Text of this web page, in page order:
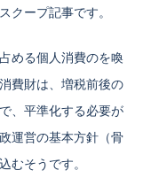
クープ記事です。
める個人消費のを喚
費財は、増税前後の
、平準化する必要が
運営の基本方針（骨
むそうです。